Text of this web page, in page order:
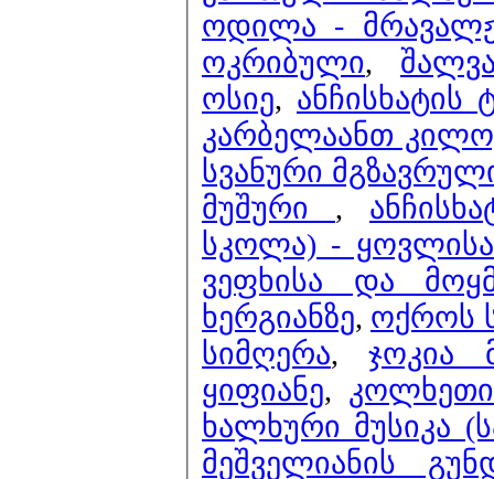
ოდილა -
ოკრიბული,
ოსიე,
კარბელაანთ
სვანური
მუშური ,
სკოლა) -
ვეფხისა და
ხერგიანზე, ოქროს
სიმღერა, ჯოკია
ყიფიანე,
ხალხური მუსიკა
მეშველიანის